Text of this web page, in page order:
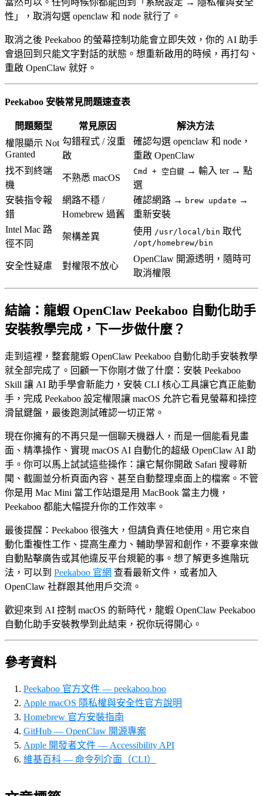
性」，取消勾選 openclaw 和 node 就行了。
取消之後 Peekaboo 的螢幕控制功能會立即失效，你的 AI 助手
會退回到只能文字對話的狀態。想重新啟用的時候，再打勾、
重啟 OpenClaw 就好。
Peekaboo 安裝常見問題速查表
問題類型 常見原因
解決方法
權限顯示 Not
Granted
勾錯程式 / 沒重
啟
確認勾選 openclaw 和 node，
重啟 OpenClaw
找不到終端
機
不熟悉 macOS
Cmd + 空白鍵 → 輸入 ter → 點
選
安裝指令報
錯
網路不穩 /
Homebrew 過舊
確認網路 → brew update →
重新安裝
Intel Mac 路
徑不同
架構差異
使用 /usr/local/bin 取代
/opt/homebrew/bin
安全性疑慮 對權限不放心
OpenClaw 開源透明，隨時可
取消權限
結論：龍蝦 OpenClaw Peekaboo 自動化助手
安裝教學完成，下一步做什麼？
走到這裡，整套龍蝦 OpenClaw Peekaboo 自動化助手安裝教學
就全部完成了。回顧一下你剛才做了什麼：安裝 Peekaboo
Skill 讓 AI 助手學會新能力，安裝 CLI 核心工具讓它真正能動
手，完成 Peekaboo 設定權限讓 macOS 允許它看見螢幕和操控
滑鼠鍵盤，最後跑測試確認一切正常。
現在你擁有的不再只是一個聊天機器人，而是一個能看見畫
面、精準操作、實現 macOS AI 自動化的超級 OpenClaw AI 助
手。你可以馬上試試這些操作：讓它幫你開啟 Safari 搜尋新
聞、截圖並分析頁面內容、甚至自動整理桌面上的檔案。不管
你是用 Mac Mini 當工作站還是用 MacBook 當主力機，
Peekaboo 都能大幅提升你的工作效率。
最後提醒：Peekaboo 很強大，但請負責任地使用。用它來自
動化重複性工作、提高生產力、輔助學習和創作，不要拿來做
自動點擊廣告或其他違反平台規範的事。想了解更多進階玩
法，可以到 Peekaboo 官網 查看最新文件，或者加入
OpenClaw 社群跟其他用戶交流。
歡迎來到 AI 控制 macOS 的新時代，龍蝦 OpenClaw Peekaboo
自動化助手安裝教學到此結束，祝你玩得開心。
參考資料
Peekaboo 官方文件 — peekaboo.boo
Apple macOS 隱私權與安全性官方說明
Homebrew 官方安裝指南
GitHub — OpenClaw 開源專案
Apple 開發者文件 — Accessibility API
維基百科 — 命令列介面（CLI）